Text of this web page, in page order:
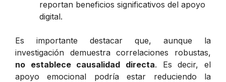
reportan beneficios significativos del apoyo
digital.
Es importante destacar que, aunque la
investigación demuestra correlaciones robustas,
no establece causalidad directa. Es decir, el
apoyo emocional podría estar reduciendo la